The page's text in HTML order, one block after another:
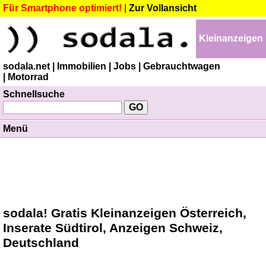
Für Smartphone optimiert! Zur Vollansicht
Kleinanzeigen
sodala.net | Immobilien | Jobs
| Gebrauchtwagen
| Motorrad
Schnellsuche
Menü
sodala! Gratis Kleinanzeigen Österreich,
Inserate Südtirol, Anzeigen Schweiz,
Deutschland